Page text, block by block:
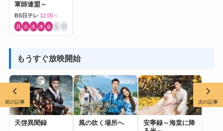
軍師連盟～
BS日テレ 12:00～
月 火 水 木 金 土 日
もうすぐ放映開始
天啓異聞録 風の吹く場所へ
安寧録～海棠に降
前の記事 次の記事